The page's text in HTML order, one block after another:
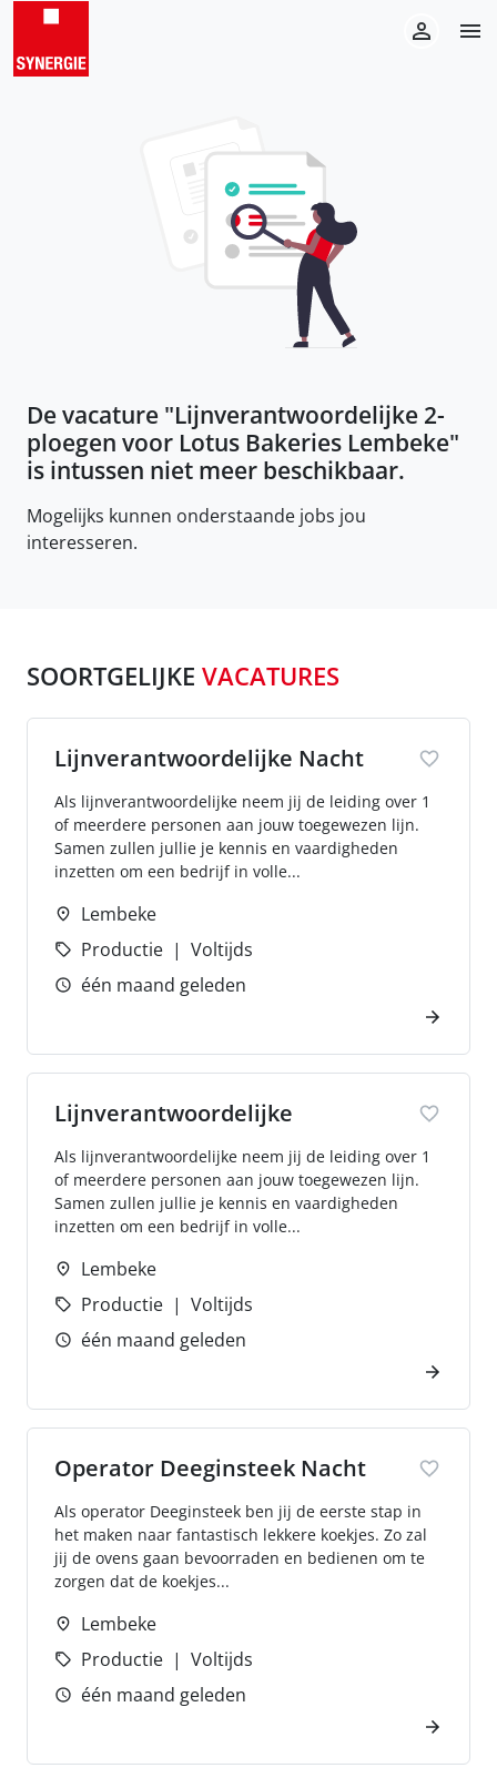
De vacature "Lijnverantwoordelijke 2-
ploegen voor Lotus Bakeries Lembeke"
is intussen niet meer beschikbaar.
Mogelijks kunnen onderstaande jobs jou
interesseren.
SOORTGELIJKE VACATURES
Lijnverantwoordelijke Nacht
Als lijnverantwoordelijke neem jij de leiding over 1
of meerdere personen aan jouw toegewezen lijn.
Samen zullen jullie je kennis en vaardigheden
inzetten om een bedrijf in volle...
Lembeke
Productie
Voltijds
één maand geleden
Lijnverantwoordelijke
Als lijnverantwoordelijke neem jij de leiding over 1
of meerdere personen aan jouw toegewezen lijn.
Samen zullen jullie je kennis en vaardigheden
inzetten om een bedrijf in volle...
Lembeke
Productie
Voltijds
één maand geleden
Operator Deeginsteek Nacht
Als operator Deeginsteek ben jij de eerste stap in
het maken naar fantastisch lekkere koekjes. Zo zal
jij de ovens gaan bevoorraden en bedienen om te
zorgen dat de koekjes...
Lembeke
Productie
Voltijds
één maand geleden